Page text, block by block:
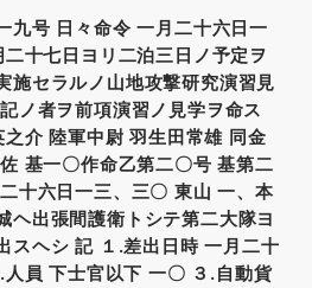
九号 日々命令 一月二十六日一
十七日ヨリ二泊三日ノ予定ヲ
施セラルノ山地攻撃研究演習見
ノ者ヲ前項演習ノ見学ヲ命ス
介 陸軍中尉 羽生田常雄 同金
基一〇作命乙第二〇号 基第二
十六日一三、三〇 東山 一、本
ヘ出張間護衛トシテ第二大隊ヨ
スヘシ 記 １.差出日時 一月二十
員 下士官以下 一〇 ３.自動貨